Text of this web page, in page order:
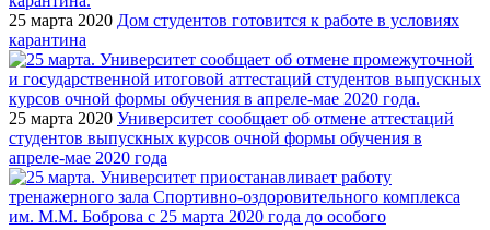
25 марта 2020 Дом студентов готовится к работе в условиях
карантина
25 марта 2020 Университет сообщает об отмене аттестаций
студентов выпускных курсов очной формы обучения в
апреле-мае 2020 года